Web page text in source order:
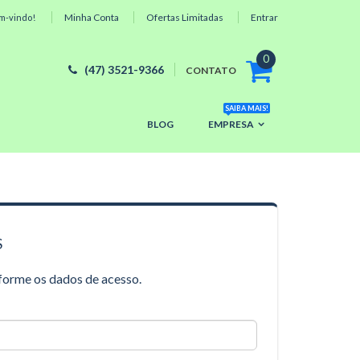
Minha Conta Ofertas Limitadas Entrar
vindo!
(47) 3521-9366 CONTATO
0
EMPRESA
SAIBA MAIS!
BLOG
os dados de acesso.